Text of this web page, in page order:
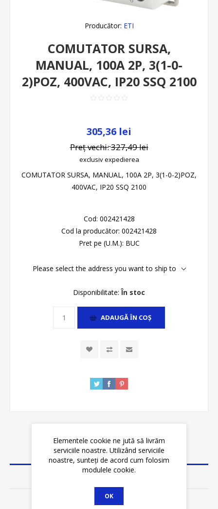
Producător: ETI
COMUTATOR SURSA,
MANUAL, 100A 2P, 3(1-0-
2)POZ, 400VAC, IP20 SSQ 2100
305,36 lei
Preț vechi:327,49 lei
exclusivexpedierea
COMUTATOR SURSA, MANUAL, 100A 2P, 3(1-0-2)POZ,
400VAC, IP20 SSQ 2100
Cod: 002421428
Cod la producător: 002421428
Pret pe (U.M.): BUC
Please select the address you want to ship to
Disponibilitate: În stoc
ADAUGĂ ȊN COŞ
DETALII
REVIEWS
Elementele cookie ne jută să livrăm
serviciile noastre. Utilizând serviciile
noastre, sunteți de acord cum folosim
modulele cookie.
OK